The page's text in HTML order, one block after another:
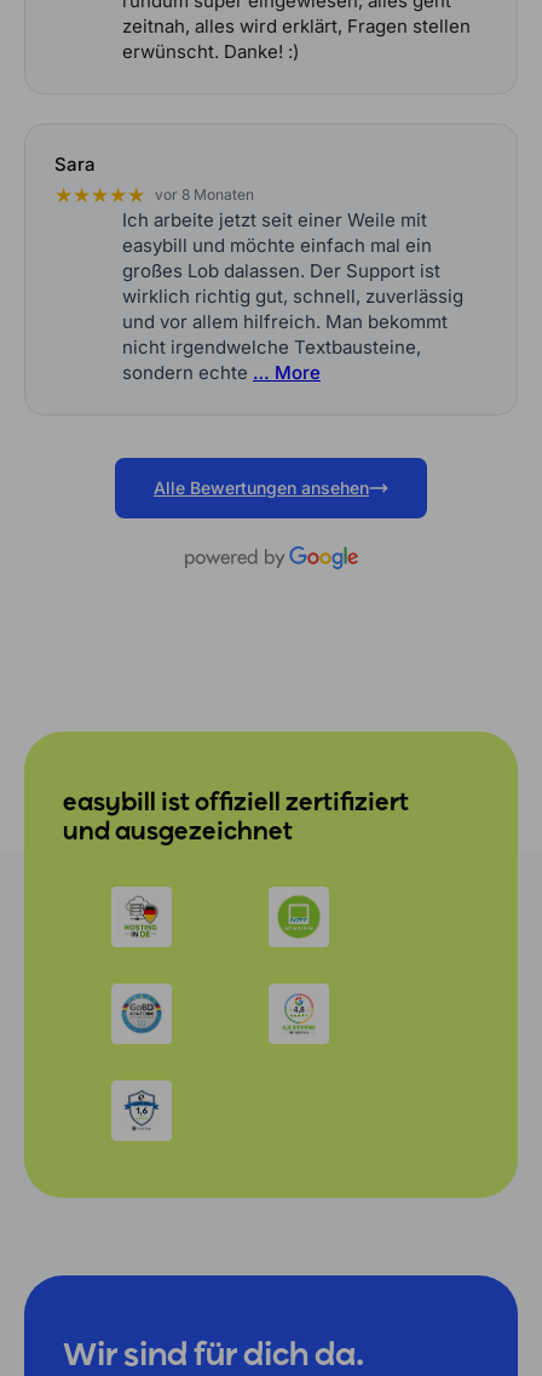
zeitnah, alles wird erklärt, Fragen stellen
erwünscht. Danke! :)
Sara
★★★★★ vor 8 Monaten
Ich arbeite jetzt seit einer Weile mit
easybill und möchte einfach mal ein
großes Lob dalassen. Der Support ist
wirklich richtig gut, schnell, zuverlässig
und vor allem hilfreich. Man bekommt
nicht irgendwelche Textbausteine,
sondern echte … More
Alle Bewertungen ansehen
easybill ist offiziell zertifiziert
und ausgezeichnet
Wir sind für dich da.